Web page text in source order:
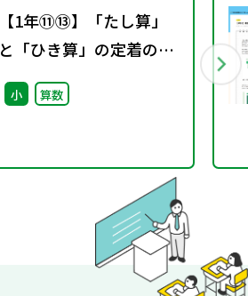
【1年⑪⑬】「たし算」
と「ひき算」の定着のた
めに～デジタルコンテン
ツを活用して～
小 算数